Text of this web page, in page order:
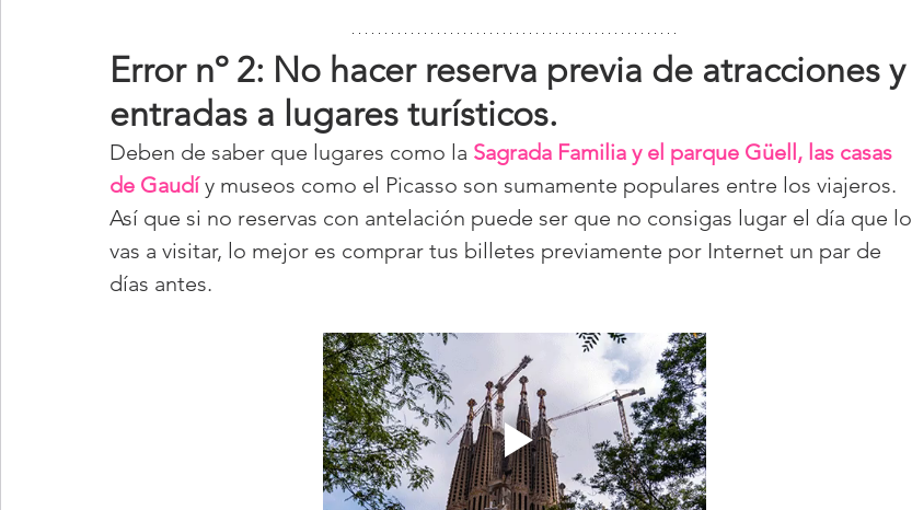
Error nº 2: No hacer reserva previa de atracciones y
entradas a lugares turísticos.
Deben de saber que lugares como la Sagrada Familia y el parque Güell, las casas
de Gaudí y museos como el Picasso son sumamente populares entre los viajeros.
Así que si no reservas con antelación puede ser que no consigas lugar el día que lo
vas a visitar, lo mejor es comprar tus billetes previamente por Internet un par de
días antes.